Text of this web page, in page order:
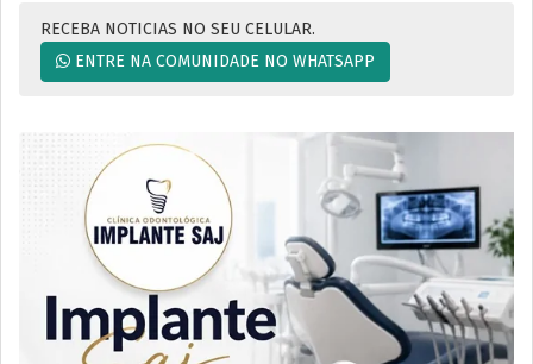
RECEBA NOTICIAS NO SEU CELULAR.
ENTRE NA COMUNIDADE NO WHATSAPP